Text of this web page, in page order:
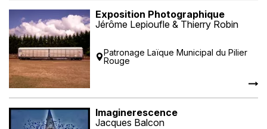
Exposition Photographique
Jérôme Lepioufle & Thierry Robin
Patronage Laïque Municipal du Pilier
Rouge
Imaginerescence
Jacques Balcon